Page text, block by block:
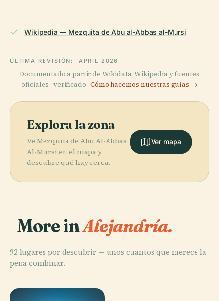
Wikipedia — Mezquita de Abu al-Abbas al-Mursi
ÚLTIMA REVISIÓN: APRIL 2026
Documentado a partir de Wikidata, Wikipedia y fuentes
oficiales · verificado · Cómo hacemos nuestras guías →
Explora la zona
Ve Mezquita de Abu Al-Abbas
Al-Mursi en el mapa y
descubre qué hay cerca.
Ver mapa
More inAlejandría.
92 lugares por descubrir — unos cuantos que merece la
pena combinar.